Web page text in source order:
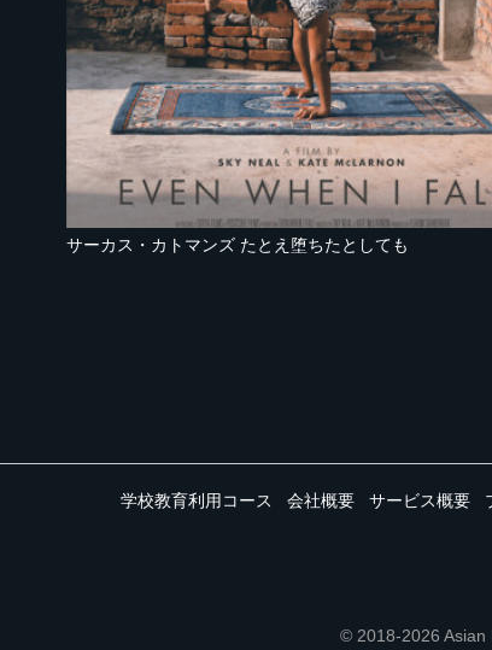
サーカス・カトマンズ たとえ堕ちたとしても
学校教育利用コース 会社概要 サービス概要
© 2018-2026 Asian